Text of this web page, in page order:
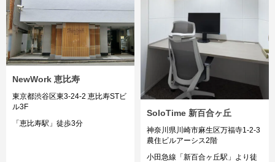
NewWork 恵比寿
東京都渋谷区東3-24-2 恵比寿STビ
ル3F
「恵比寿駅」徒歩3分
SoloTime 新百合ヶ丘
神奈川県川崎市麻生区万福寺1-2-3
農住ビルアーシス2階
小田急線「新百合ヶ丘駅」より徒